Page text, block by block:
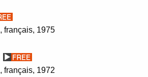
français 1975
français 1972